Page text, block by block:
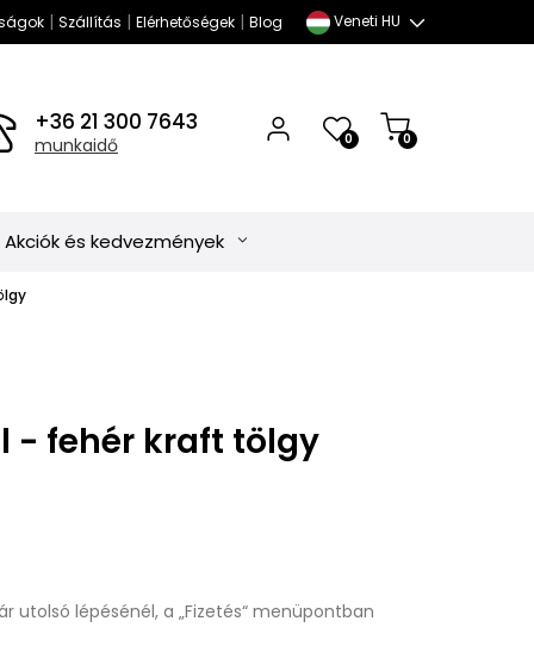
| Szállítás | Elérhetőségek| Blog Veneti HU
+36 21 300 7643
munkaidő 0 0
Akciók és kedvezmények
- fehér kraft tölgy
utolsó lépésénél, a „Fizetés“ menüpontban